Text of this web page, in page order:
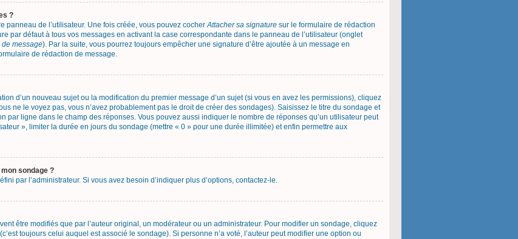
?
panneau de l’utilisateur. Une fois créée, vous pouvez cocherAttacher sa signature sur le formulaire de rédaction
par défaut à tous vos messages en activant la case correspondante dans le panneau de l’utilisateur (onglet
de message). Par la suite, vous pourrez toujours empêcher une signature d’être ajoutée à un message en
de rédaction de message.
d’un nouveau sujet ou la modification du premier message d’un sujet (si vous en avez les permissions), cliquez
ne le voyez pas, vous n’avez probablement pas le droit de créer des sondages). Saisissez le titre du sondage et
par ligne dans le champ des réponses. Vous pouvez aussi indiquer le nombre de réponses qu’un utilisateur peut
», limiter la durée en jours du sondage (mettre « 0 » pour une durée illimitée) et enfin permettre aux
sondage ?
par l’administrateur. Si vous avez besoin d’indiquer plus d’options, contactez-le.
être modifiés que par l’auteur original, un modérateur ou un administrateur. Pour modifier un sondage, cliquez
toujours celui auquel est associé le sondage). Si personne n’a voté, l’auteur peut modifier une option ou